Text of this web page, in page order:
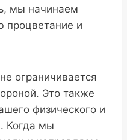
мы начинаем
процветание и
ограничивается
Это также
физического и
Когда мы